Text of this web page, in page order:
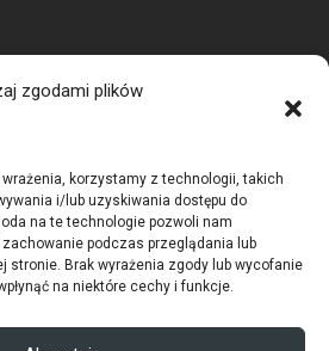
zgodami plików
korzystamy z technologii, takich
i/lub uzyskiwania dostępu do
na te technologie pozwoli nam
podczas przeglądania lub
stronie. Brak wyrażenia zgody lub wycofanie
na niektóre cechy i funkcje.